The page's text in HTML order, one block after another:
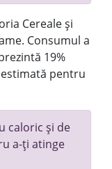
Cereale și
Consumul a
19%
pentru
caloric și de
a-ți atinge